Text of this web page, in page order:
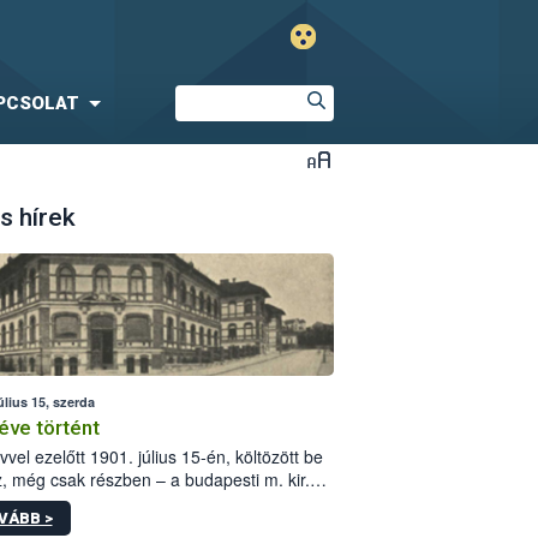
hírek
15, szerda
történt
ezelőtt 1901. július 15-én, költözött be
még csak részben – a budapesti m. kir.
állomás a Kis Rókus utca
alatti, Czigler Győző által tervezett új
>